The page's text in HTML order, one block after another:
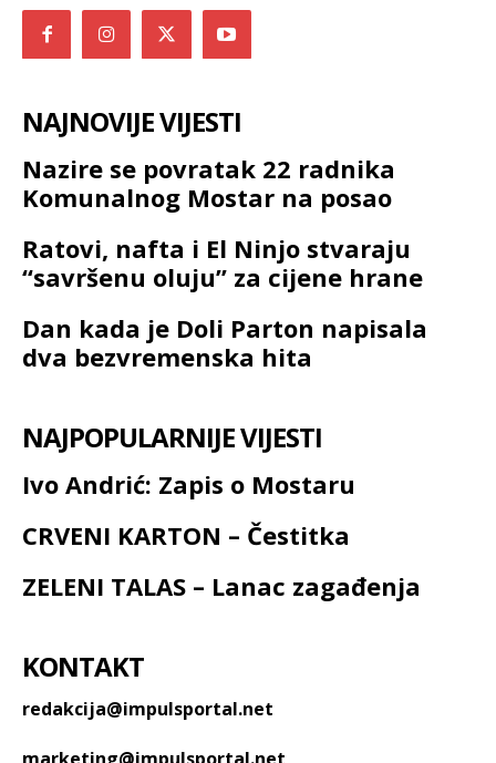
NAJNOVIJE VIJESTI
Nazire se povratak 22 radnika
Komunalnog Mostar na posao
Ratovi, nafta i El Ninjo stvaraju
“savršenu oluju” za cijene hrane
Dan kada je Doli Parton napisala
dva bezvremenska hita
NAJPOPULARNIJE VIJESTI
Ivo Andrić: Zapis o Mostaru
CRVENI KARTON – Čestitka
ZELENI TALAS – Lanac zagađenja
KONTAKT
redakcija@impulsportal.net